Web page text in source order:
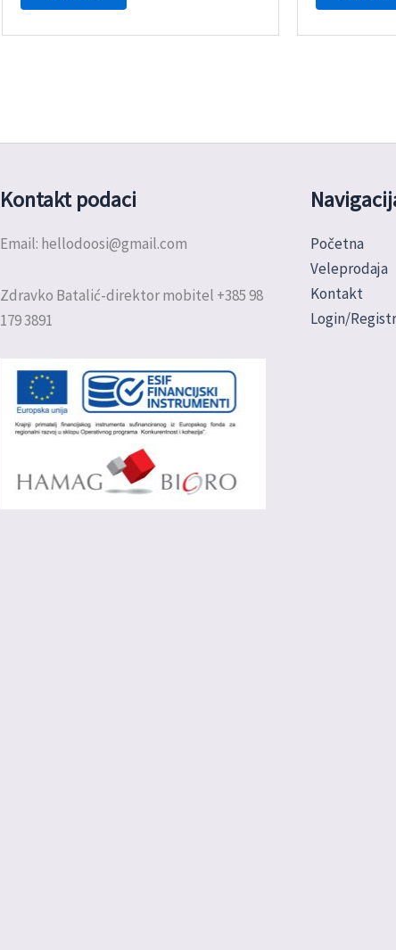
Kontakt podaci
Email: hellodoosi@gmail.com
Zdravko Batalić-direktor mobitel +385 98
179 3891
Početna
Veleprodaja
Kontakt
Login/